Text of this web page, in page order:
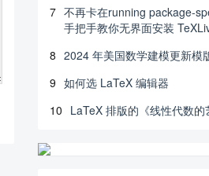
7 不再卡在running package-
手把手教你无界面安装
8 2024 年美国数学建模更新模
9 如何选 LaTeX 编辑器
10 LaTeX 排版的《线性代数的